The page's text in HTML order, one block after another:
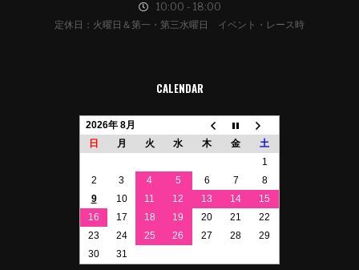
10:00 - 18:00
定休日：火曜日＆第一・第三水曜日 イベント・レース時
CALENDAR
2026年 8月
日
月 火 水 木 金
土
1
2
3 4 5 6 7
8
9
10 11 12 13 14
15
16
17 18 19 20 21
22
23
24 25 26 27 28
29
30
31